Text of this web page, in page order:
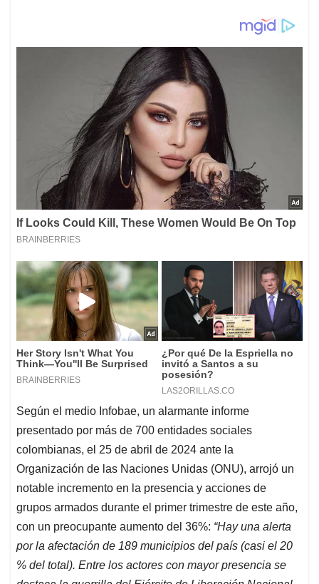
Según el medio Infobae, un alarmante informe
presentado por más de 700 entidades sociales
colombianas, el 25 de abril de 2024 ante la
Organización de las Naciones Unidas (ONU), arrojó un
notable incremento en la presencia y acciones de
grupos armados durante el primer trimestre de este año,
con un preocupante aumento del 36%: “Hay una alerta
por la afectación de 189 municipios del país (casi el 20
% del total). Entre los actores con mayor presencia se